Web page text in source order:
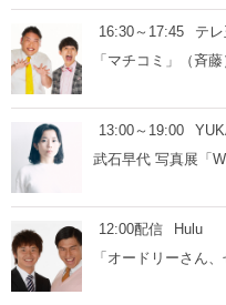
16:30～17:45
テレ
「マチコミ」（斉藤
13:00～19:00
武石早代 写真展「
12:00配信
Hulu
「オードリーさん